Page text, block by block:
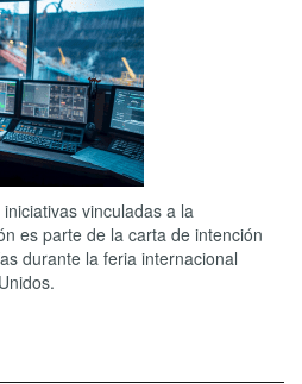
vinculadas a la
es parte de la carta de intención
durante la feria internacional